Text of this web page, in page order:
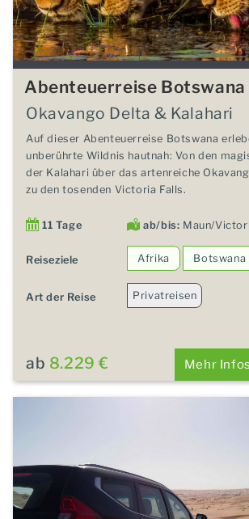
Abenteuerreise Botswana
Okavango Delta & Kalahari
Auf dieser Abenteuerreise Botswana
unberührte Wildnis hautnah: Von den
der Kalahari über das artenreiche
zu den tosenden Victoria Falls.
11 Tage ab/bis: Maun/
Reiseziele Afrika Botswana
Art der Reise Privatreisen
ab 8.229 € Mehr